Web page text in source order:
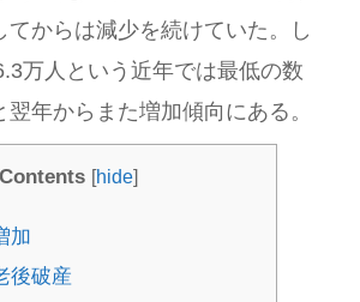
てからは減少を続けていた。し
万人という近年では最低の数
年からまた増加傾向にある。
Contents [hide]
加
後破産